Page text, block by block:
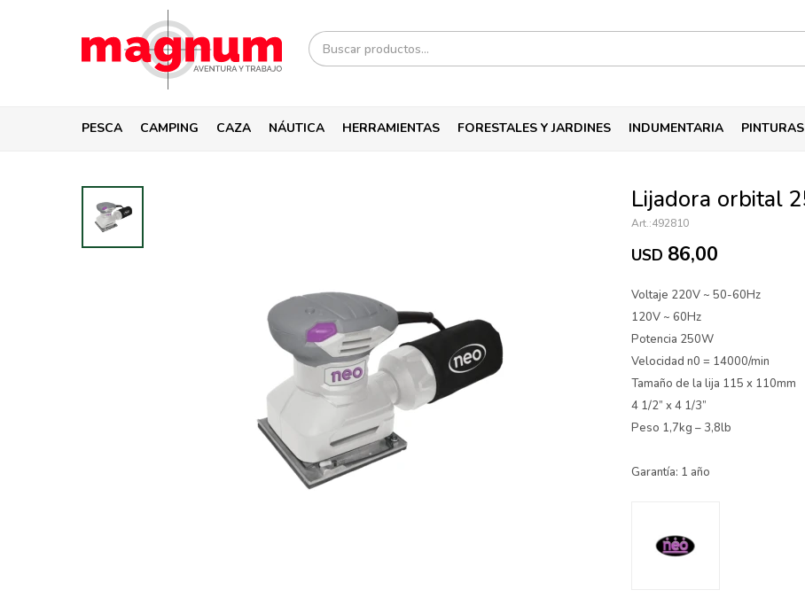
PESCA CAMPING CAZA NÁUTICA HERRAMIENTAS FORESTALES Y JARDINES INDUMENTARIA PINTURAS
Lijadora orbital
492810
USD 86,00
Voltaje 220V ~ 50-60Hz
120V ~ 60Hz
Potencia 250W
Velocidad n0 = 14000/min
Tamaño de la lija 115 x 110mm
4 1/2” x 4 1/3”
Peso 1,7kg – 3,8lb
Garantía: 1 año